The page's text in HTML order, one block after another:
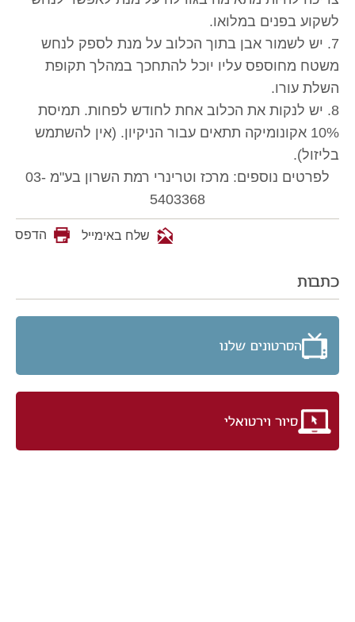
כתבות
הסרטונים שלנו
סיור וירטואלי
לשקוע בפנים במלואו.
7. יש לשמור אבן בתוך הכלוב על מנת לספק לנחש
משטח מחוספס עליו יוכל להתחכך במהלך תקופת
השלת עורו.
8. יש לנקות את הכלוב אחת לחודש לפחות. תמיסת
10% אקונומיקה תתאים עבור הניקיון. (אין להשתמש
בליזול).
לפרטים נוספים: מרכז וטרינרי רמת השרון בע"מ 03-
5403368
שלח באימייל הדפס